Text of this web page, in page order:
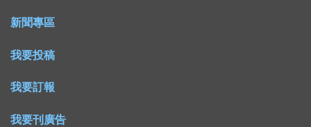
新聞專區
我要投稿
我要訂報
我要刊廣告